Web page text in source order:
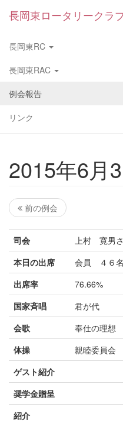
長岡東ロータリークラ
長岡東RC
長岡東RAC
例会報告
リンク
2015年6月
前の例会
司会
上村 寛男
本日の出席
会員 ４６名
出席率
76.66%
国家斉唱
君が代
会歌
奉仕の理想
体操
親睦委員
ゲスト紹介
奨学金贈呈
紹介